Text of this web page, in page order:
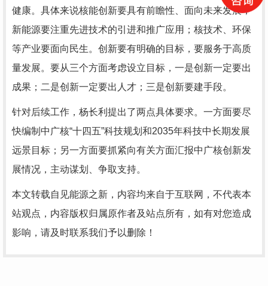
健康。具体来说核能创新要具有前瞻性、面向未来发展；
新能源要注重先进技术的引进和推广应用；核技术、环保
等产业要面向民生。创新要有明确的目标，要服务于高质
量发展。要从三个方面考虑设立目标，一是创新一定要出
成果；二是创新一定要出人才；三是创新要建手段。
针对后续工作，杨长利提出了两点具体要求。一方面要尽
快编制中广核“十四五”科技规划和2035年科技中长期发展
远景目标；另一方面要抓紧向有关方面汇报中广核创新发
展情况，主动谋划、争取支持。
本文转载自见能源之新，内容均来自于互联网，不代表本
站观点，内容版权归属原作者及站点所有，如有对您造成
影响，请及时联系我们予以删除！